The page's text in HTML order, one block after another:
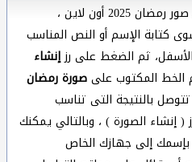
من أجل كتابة إسم أو كلام على صور رمضان 2025 أون لاين ،
كتابة الإسم أو النص المناسب
ثم الضغط على رزإنشاء
الخط المكتوب علىصورة رمضان
بالنتيجة التى تناسب
الصورة ) ، وبالتالي يمكنك
بإسمك إلى جهازك الخاص